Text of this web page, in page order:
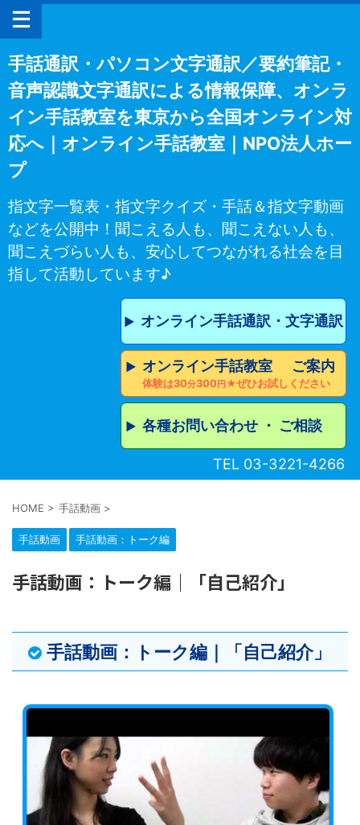
手話通訳・パソコン文字通訳／要約筆記・
音声認識文字通訳による情報保障、オンラ
イン手話教室を東京から全国オンライン対
応へ｜オンライン手話教室｜NPO法人ホー
プ
指文字一覧表・指文字クイズ・手話＆指文字動画
などを公開中！聞こえる人も、聞こえない人も、
聞こえづらい人も、安心してつながれる社会を目
指して活動しています♪
▶︎ オンライン手話通訳・文字通訳
▶︎ オンライン手話教室 ご案内
体験は30分300円★ぜひお試しください
▶︎ 各種お問い合わせ ・ ご相談
TEL 03-3221-4266
HOME > 手話動画 >
手話動画 手話動画：トーク編
手話動画：トーク編｜「自己紹介」
手話動画：トーク編｜「自己紹介」